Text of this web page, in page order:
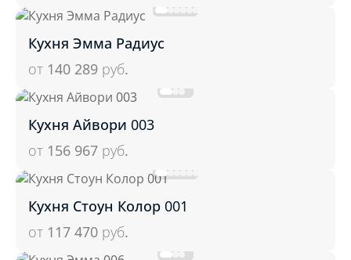
Кухня Эмма Радиус
от 140 289 руб.
Кухня Айвори 003
от 156 967 руб.
Кухня Стоун Колор 001
от 117 470 руб.